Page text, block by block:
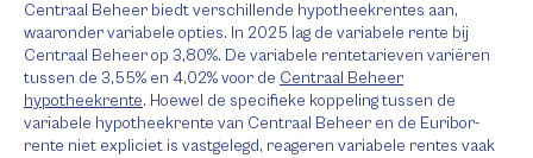
Centraal Beheer biedt verschillende hypotheekrentes aan,
waaronder variabele opties. In 2025 lag de variabele rente bij
Centraal Beheer op 3,80%. De variabele rentetarieven variëren
tussen de 3,55% en 4,02% voor de Centraal Beheer
hypotheekrente. Hoewel de specifieke koppeling tussen de
variabele hypotheekrente van Centraal Beheer en de Euribor-
rente niet expliciet is vastgelegd, reageren variabele rentes vaak